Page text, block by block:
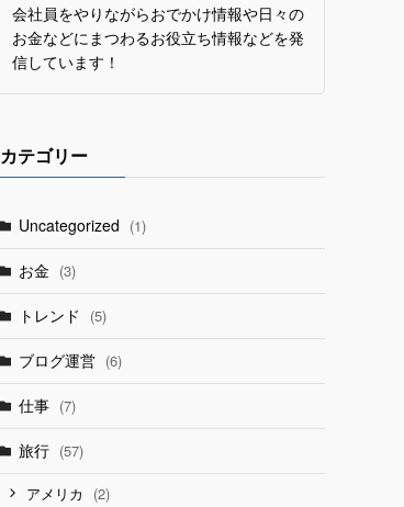
会社員をやりながらおでかけ情報や日々の
お金などにまつわるお役立ち情報などを発
信しています！
カテゴリー
Uncategorized (1)
お金 (3)
トレンド (5)
ブログ運営 (6)
仕事 (7)
旅行 (57)
アメリカ (2)